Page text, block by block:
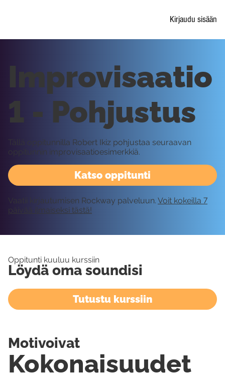
Kirjaudu sisään
Katso oppitunti
Improvisaatio
1 - Pohjustus
Tällä oppitunnilla Robert Ikiz pohjustaa seuraavan
oppitunnin improvisaatioesimerkkiä.
Vaatii kirjautumisen Rockway palveluun. Voit kokeilla 7
päivää ilmaiseksi tästä!
Oppitunti kuuluu kurssiin
Löydä oma soundisi
Tutustu kurssiin
Kokonaisuudet
Motivoivat